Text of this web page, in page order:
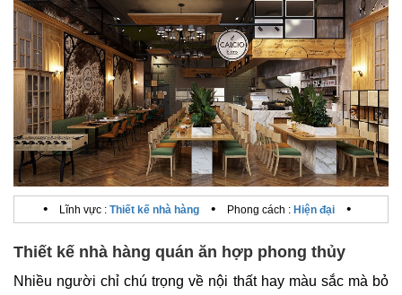
• Lĩnh vực : Thiết kế nhà hàng • Phong cách : Hiện đại •
Thiết kế nhà hàng quán ăn hợp phong thủy
Nhiều người chỉ chú trọng về nội thất hay màu sắc mà bỏ